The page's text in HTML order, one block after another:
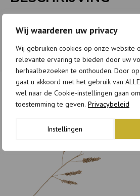
Wij waarderen uw privacy
Wij gebruiken cookies op onze website
relevante ervaring te bieden door uw
herhaalbezoeken te onthouden. Door op
gaat u akkoord met het gebruik van
wel naar de Cookie-instellingen gaan
toestemming te geven. Privacybeleid
Instellingen
GERELATEERDE